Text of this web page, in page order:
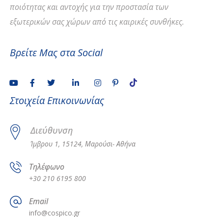
ποιότητας και αντοχής για την προστασία των
εξωτερικών σας χώρων από τις καιρικές συνθήκες.
Βρείτε Μας στα Social
Στοιχεία Επικοινωνίας
Διεύθυνση
Ίμβρου 1, 15124, Μαρούσι- Αθήνα
Τηλέφωνο
+30 210 6195 800
Email
info@cospico.gr